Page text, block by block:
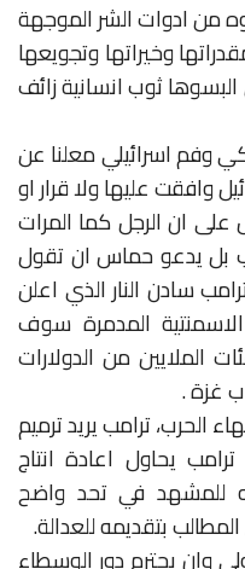
من ادوات الشر الموجهة
وخيراتها وتجويعها
ثوب انسانية زائف
وفم اسرائيلي معلنا عن
وافقت عليها ولا قرار او
ان الرجل كما المرات
بل يدعو حماس ان تقول
سادن النار الذي اعلن
المدمرة سوف
الملايين من الدولارات
غزة .
الحرب، ترامب يريد ترميم
يحاول اعادة انتاج
للمشهد في تحد واضح
بتقديمه للعدالة.
وان يحترم دور الوسطاء